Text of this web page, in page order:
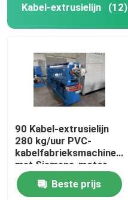
Kabel-extrusielijn (12)
90 Kabel-extrusielijn
280 kg/uur PVC-
kabelfabrieksmachine
met Siemens-motor
Beste prijs